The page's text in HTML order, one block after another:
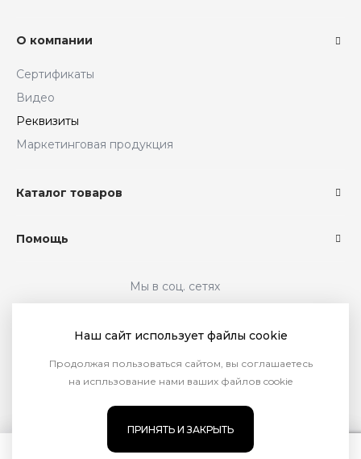
Наш сайт использует файлы cookie
Продолжая пользоваться сайтом, вы соглашаетесь
на испльзование нами ваших файлов cookie
ПРИНЯТЬ И ЗАКРЫТЬ
О компании
Сертификаты
Видео
Реквизиты
Маркетинговая продукция
Каталог товаров
Помощь
Мы в соц. сетях